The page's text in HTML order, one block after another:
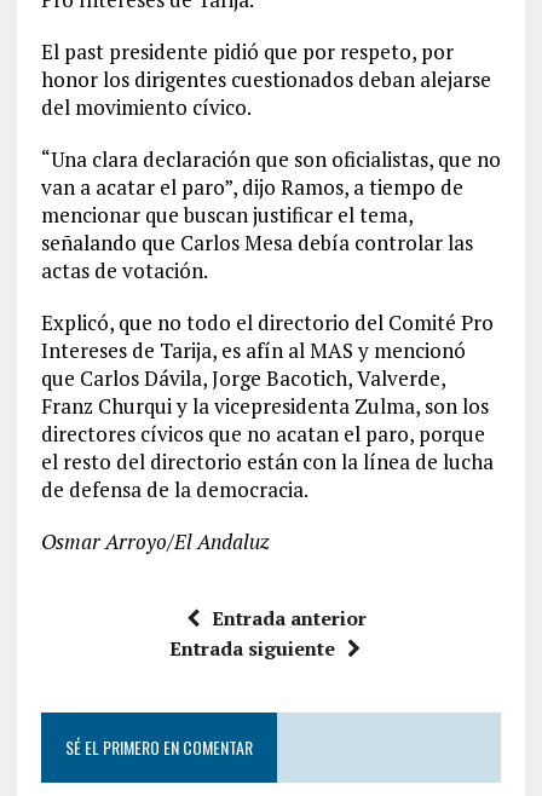
El past presidente pidió que por respeto, por
honor los dirigentes cuestionados deban alejarse
del movimiento cívico.
“Una clara declaración que son oficialistas, que no
van a acatar el paro”, dijo Ramos, a tiempo de
mencionar que buscan justificar el tema,
señalando que Carlos Mesa debía controlar las
actas de votación.
Explicó, que no todo el directorio del Comité Pro
Intereses de Tarija, es afín al MAS y mencionó
que Carlos Dávila, Jorge Bacotich, Valverde,
Franz Churqui y la vicepresidenta Zulma, son los
directores cívicos que no acatan el paro, porque
el resto del directorio están con la línea de lucha
de defensa de la democracia.
Osmar Arroyo/El Andaluz
Entrada anterior
Entrada siguiente
SÉ EL PRIMERO EN COMENTAR